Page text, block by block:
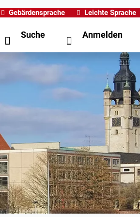
Gebärdensprache Leichte Sprache
Suche Anmelden